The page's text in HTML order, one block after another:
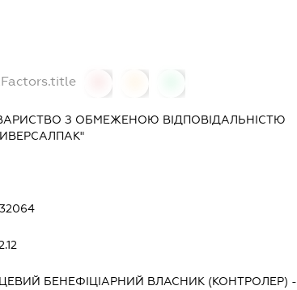
З ОБМЕЖЕНОЮ ВІДПОВІДАЛЬНІСТЮ
БЕНЕФІЦІАРНИЙ ВЛАСНИК (КОНТРОЛЕР) -